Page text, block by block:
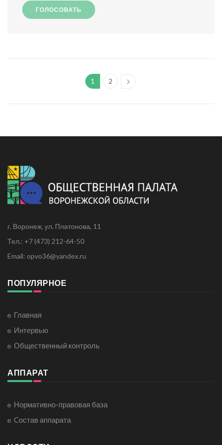
ГОЛОСОВАТЬ
1 2
г. Воронеж, ул. Платонова, 11
Тел.: +7 (473) 212-64-50
Email: opvo36@yandex.ru
ПОПУЛЯРНОЕ
Главная
Интервью
Общественный контроль
АППАРАТ
Нормативно-правовая база
Cостав аппарата